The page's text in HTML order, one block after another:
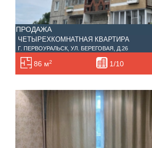
ПРОДАЖА
ЧЕТЫРЕХКОМНАТНАЯ КВАРТИРА
Г. ПЕРВОУРАЛЬСК, УЛ. БЕРЕГОВАЯ, Д.26
86 м2 1/10